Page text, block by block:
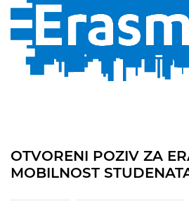
OTVORENI POZIV ZA
MOBILNOST